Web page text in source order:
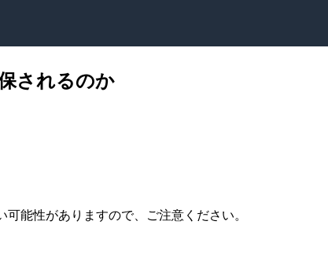
されるのか
能性がありますので、ご注意ください。